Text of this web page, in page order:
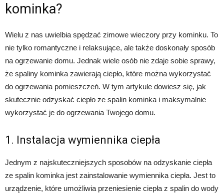
kominka?
Wielu z nas uwielbia spędzać zimowe wieczory przy kominku. To
nie tylko romantyczne i relaksujące, ale także doskonały sposób
na ogrzewanie domu. Jednak wiele osób nie zdaje sobie sprawy,
że spaliny kominka zawierają ciepło, które można wykorzystać
do ogrzewania pomieszczeń. W tym artykule dowiesz się, jak
skutecznie odzyskać ciepło ze spalin kominka i maksymalnie
wykorzystać je do ogrzewania Twojego domu.
1. Instalacja wymiennika ciepła
Jednym z najskuteczniejszych sposobów na odzyskanie ciepła
ze spalin kominka jest zainstalowanie wymiennika ciepła. Jest to
urządzenie, które umożliwia przeniesienie ciepła z spalin do wody